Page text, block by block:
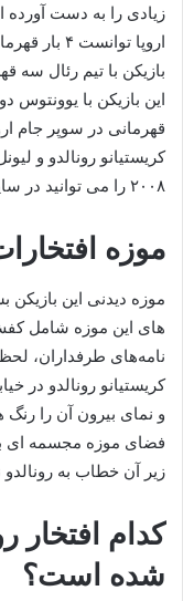
زیادی را به دست آورده
اروپا
بازیکن با تیم رئال سه
قهرمانی در سوپر جام
کریستیانو رونالدو و
۲۰۰۸ را می توانید در سایت های مختلف مشاهده کنید.
موزه
موزه دیدنی این
های این موزه شامل
نامه‌های طرفداران،
و نمای بیرون آن را
فضای موزه مجسمه‌ ای
زیر آن خطاب به
کدام افتخار
شده است؟